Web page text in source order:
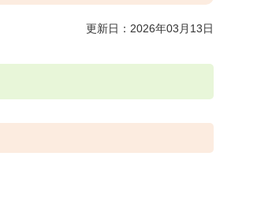
更新日：2026年03月13日